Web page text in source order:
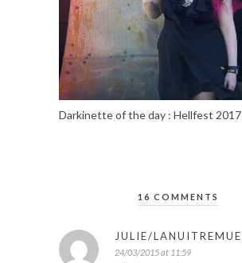
Darkinette of the day : Hellfest 2017
16 COMMENTS
JULIE/LANUITREMUE
24/03/2015 at 11:59